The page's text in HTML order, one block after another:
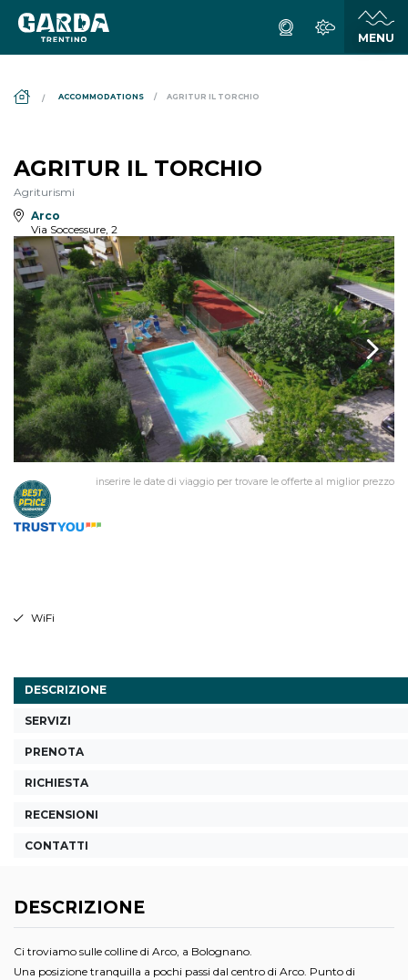
ACCOMMODATIONS AGRITUR IL TORCHIO
AGRITUR IL TORCHIO
Agriturismi
Arco
Via Soccessure, 2
inserire le date di viaggio per trovare le offerte al miglior prezzo
WiFi
DESCRIZIONE
SERVIZI
PRENOTA
RICHIESTA
RECENSIONI
CONTATTI
DESCRIZIONE
Ci troviamo sulle colline di Arco, a Bolognano.
Una posizione tranquilla a pochi passi dal centro di Arco. Punto di